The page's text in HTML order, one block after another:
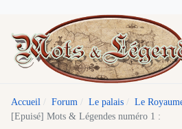
Accueil Forum Le palais
Le
[Epuisé] Mots & Légendes numéro 1 :